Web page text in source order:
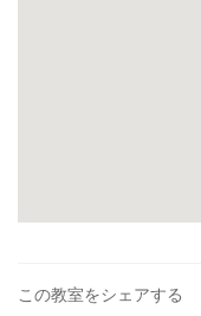
この教室をシェアする